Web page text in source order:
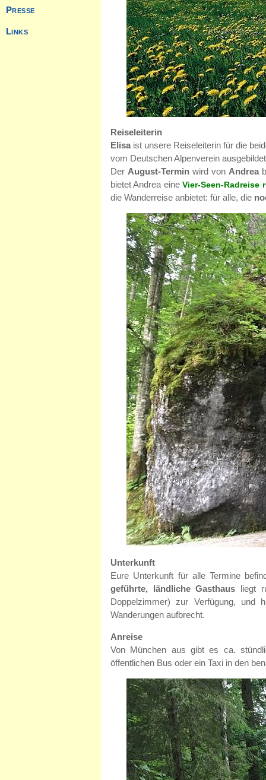
Reiseleiterin
Elisa ist unsere Reiseleiterin für die
vom Deutschen Alpenverein
Der August-Termin wird von Andrea
bietet Andrea eineVier-Seen-Radreise
die Wanderreise anbietet: für alle, die
Unterkunft
Eure Unterkunft für alle Termine
geführte, ländliche Gasthaus liegt
Doppelzimmer) zur Verfügung,
Wanderungen aufbrecht.
Anreise
Von München aus gibt es ca.
öffentlichen Bus oder ein Taxi in den